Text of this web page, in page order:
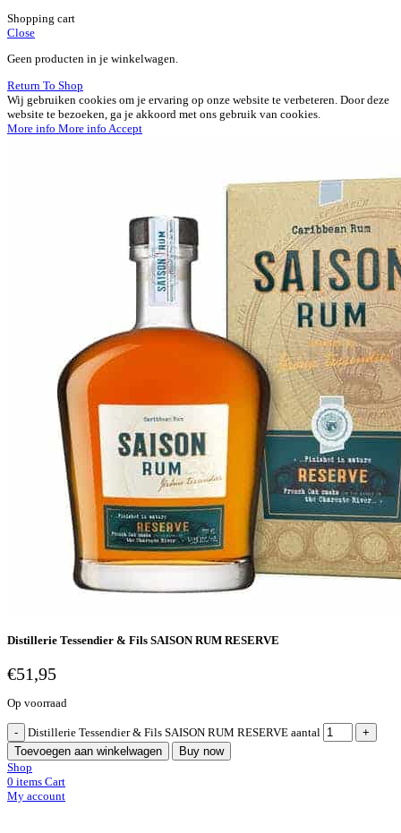
Shopping cart
Close
Geen producten in je winkelwagen.
Return To Shop
Wij gebruiken cookies om je ervaring op onze website te verbeteren. Door deze
website te bezoeken, ga je akkoord met ons gebruik van cookies.
More info More info Accept
Distillerie Tessendier & Fils SAISON RUM RESERVE
€51,95
Op voorraad
Distillerie Tessendier & Fils SAISON RUM RESERVE aantal
Toevoegen aan winkelwagen
Buy now
Shop
0 items Cart
My account